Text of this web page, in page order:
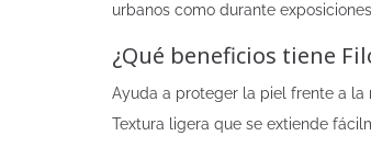
urbanos como durante
¿Qué beneficios tiene
Ayuda a proteger la piel frente a la
Textura ligera que se extiende